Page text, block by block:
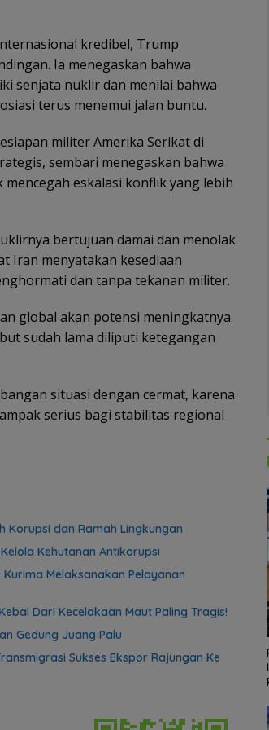
kredibel, Trump
Ia menegaskan bahwa
senjata nuklir dan menilai bahwa
terus menemui jalan buntu.
militer Amerika Serikat di
sembari menegaskan bahwa
eskalasi konflik yang lebih
bertujuan damai dan menolak
Iran menyatakan kesediaan
dan tanpa tekanan militer.
global akan potensi meningkatnya
sudah lama diliputi ketegangan
situasi dengan cermat, karena
serius bagi stabilitas regional
Korupsi dan Ramah Lingkungan
Kehutanan Antikorupsi
Melaksanakan Pelayanan
Dari Kecelakaan Maut Paling Tragis!
Gedung Juang Palu
Sukses Ekspor Rajungan Ke